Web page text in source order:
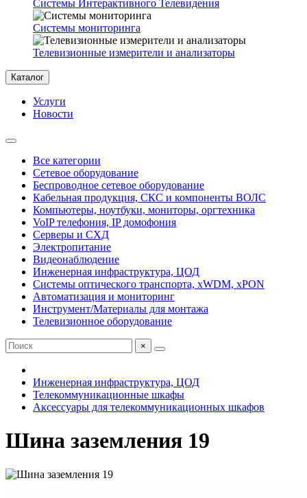
Системы Интерактивного Телевидения
Системы мониторинга
Телевизионные измерители и анализаторы
Каталог
Услуги
Новости
Все категории
Сетевое оборудование
Беспроводное сетевое оборудование
Кабельная продукция, СКС и компоненты ВОЛС
Компьютеры, ноутбуки, мониторы, оргтехника
VoIP телефония, IP домофония
Серверы и СХД
Электропитание
Видеонаблюдение
Инженерная инфраструктура, ЦОД
Системы оптического транспорта, xWDM, xPON
Автоматизация и мониторинг
Инструмент/Материалы для монтажа
Телевизионное оборудование
×
Инженерная инфраструктура, ЦОД
Телекоммуникационные шкафы
Аксессуары для телекоммуникационных шкафов
Шина заземления 19